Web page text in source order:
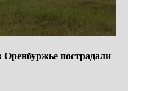
Оренбуржье пострадали